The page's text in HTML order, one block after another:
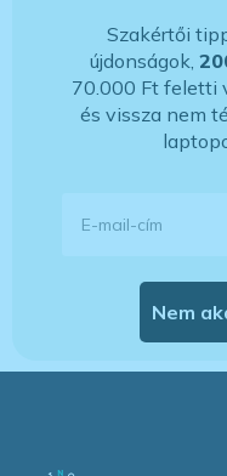
Szakértői
újdonságok,
70.000 Ft feletti
és vissza nem